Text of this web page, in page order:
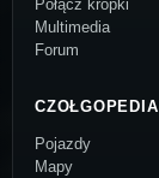
Połącz kropki
Multimedia
Forum
CZOŁGOPEDIA
Pojazdy
Mapy